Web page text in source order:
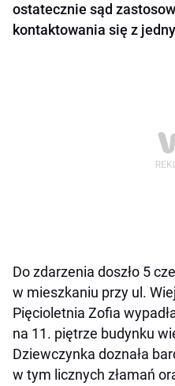
ostatecznie sąd
kontaktowania się z
Do zdarzenia doszło 5
w mieszkaniu przy ul.
Pięcioletnia Zofia
na 11. piętrze budynku
Dziewczynka doznała
w tym licznych złamań